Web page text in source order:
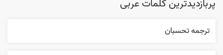
پربازدیدترین کلمات عربی
ترجمه تحسبان